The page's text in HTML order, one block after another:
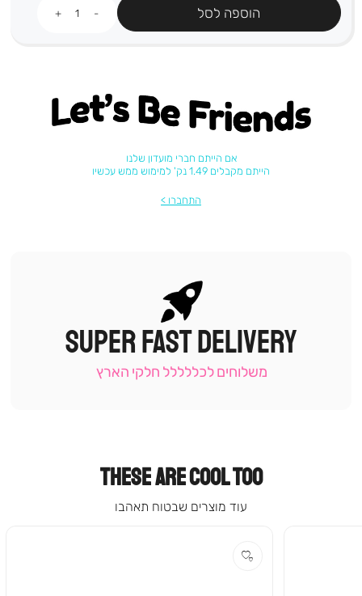
הוספה לסל
Let's be friends
אם הייתם חברי מועדון שלנו
הייתם מקבלים 1.49 נק' למימוש ממש עכשיו
התחברו
|
תומכי
-
SUPER FAST DELIVERY
משלוחים לכללללל חלקי הארץ
THESE ARE COOL TOO
עוד מוצרים שבטוח תאהבו